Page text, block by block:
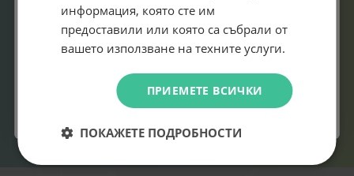
информация, която сте им
предоставили или която са събрали от
вашето използване на техните услуги.
ПРИЕМЕТЕ ВСИЧКИ
ПОКАЖЕТЕ ПОДРОБНОСТИ
Не искам подарък